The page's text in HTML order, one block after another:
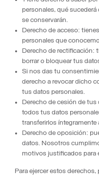
personales, qué
se conservarán.
Derecho de acceso:
personales que
Derecho de rectificación:
borrar o bloquear tus
Si nos das tu
derecho a revocar dicho
tus datos personales.
Derecho de cesión de
todos tus datos
transferirlos
Derecho de oposición:
datos. Nosotros
motivos justificados para
Para ejercer estos